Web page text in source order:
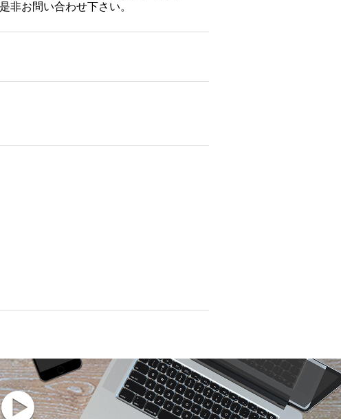
非お問い合わせ下さい。